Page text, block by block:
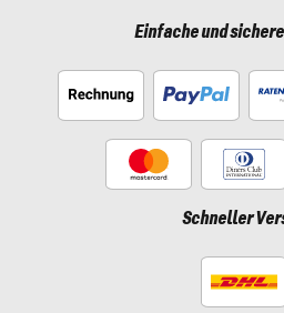
Einfache und
Schneller